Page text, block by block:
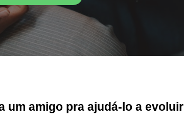
um amigo pra ajudá-lo a evoluir